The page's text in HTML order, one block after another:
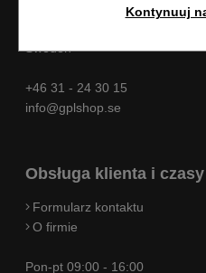
Kontynuuj
Transportgatan 39
Sweden
+46 31 - 24 30 15
info@gplshop.se
Obsługa klienta i
Formularz kontaktu
O firmie
Pon-pt 09:00 - 16:00